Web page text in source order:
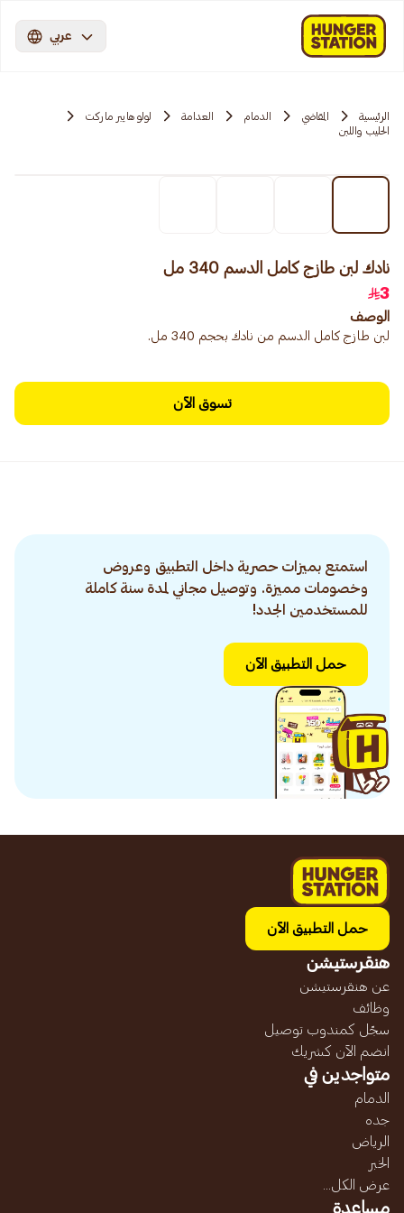
عربي
الرئيسية المقاضي الدمام العدامة
لولو هايبر ماركت
الحليب واللبن
نادك لبن طازج كامل الدسم 340 مل
3
الوصف
لبن طازج كامل الدسم من نادك بحجم 340 مل.
تسوق الآن
استمتع بميزات حصرية داخل التطبيق وعروض
وخصومات مميزة. وتوصيل مجاني لمدة سنة كاملة
للمستخدمين الجدد!
حمل التطبيق الآن
حمل التطبيق الآن
هنقرستيشن
عن هنقرستيشن
وظائف
سجّل كمندوب توصيل
انضم الآن كشريك
متواجدين في
الدمام
جده
الرياض
الخبر
عرض الكل...
مساعدة